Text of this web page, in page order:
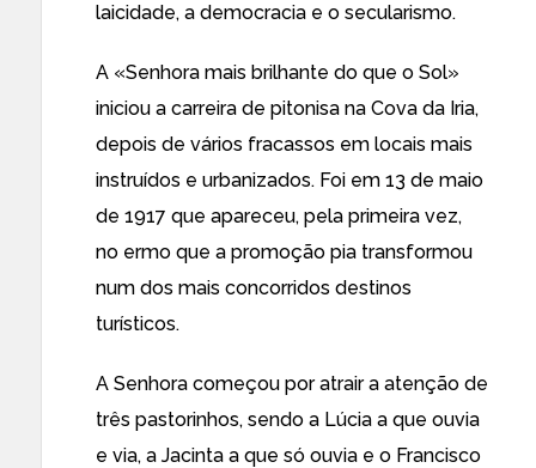
laicidade, a democracia e o secularismo.
A «Senhora mais brilhante do que o Sol»
iniciou a carreira de pitonisa na Cova da Iria,
depois de vários fracassos em locais mais
instruídos e urbanizados. Foi em 13 de maio
de 1917 que apareceu, pela primeira vez,
no ermo que a promoção pia transformou
num dos mais concorridos destinos
turísticos.
A Senhora começou por atrair a atenção de
três pastorinhos, sendo a Lúcia a que ouvia
e via, a Jacinta a que só ouvia e o Francisco